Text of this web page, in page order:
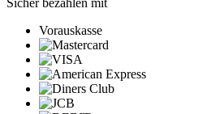
Sicher bezahlen mit
Vorauskasse